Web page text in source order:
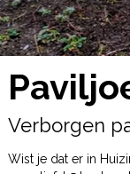
Verborgen
Wist je dat er in